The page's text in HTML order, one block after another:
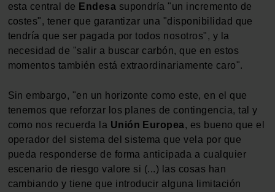
esta central de Endesa supondría "un incremento de
costes", tener que garantizar una "disponibilidad que
tendría que ser pagada por todos nosotros", y la
necesidad de "salir a buscar carbón, que en estos
momentos también está extraordinariamente caro".
Sin embargo, "en un horizonte como este, en el que
tenemos que reforzar los planes de contingencia, tal y
como nos recuerda la Unión Europea, es bueno que el
operador del sistema del sistema que vela por que
pueda responderse de forma anticipada a cualquier
escenario de riesgo valore si (...) las cosas han
cambiando y tiene que introducir alguna limitación